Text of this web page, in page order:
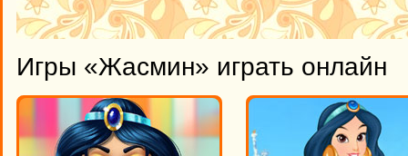
Игры «Жасмин» играть онлайн